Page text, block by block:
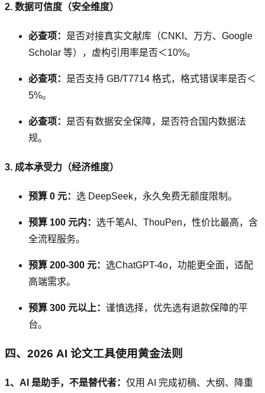
2. 数据可信度（安全维度）
必查项： 是否对接真实文献库（CNKI、万方、Google
Scholar 等），虚构引用率是否＜10%。
必查项： 是否支持 GB/T7714 格式，格式错误率是否＜
5%。
必查项： 是否有数据安全保障，是否符合国内数据法
规。
3. 成本承受力（经济维度）
预算 0 元： 选 DeepSeek，永久免费无额度限制。
预算 100 元内： 选千笔AI、ThouPen，性价比最高，含
全流程服务。
预算 200-300 元： 选ChatGPT-4o，功能更全面，适配
高端需求。
预算 300 元以上： 谨慎选择，优先选有退款保障的平
台。
四、2026 AI 论文工具使用黄金法则
1、AI 是助手，不是替代者： 仅用 AI 完成初稿、大纲、降重